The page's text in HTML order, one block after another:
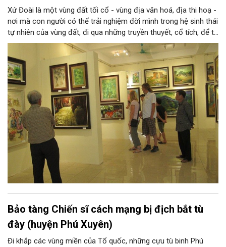
Xứ Đoài là một vùng đất tối cổ - vùng địa văn hoá, địa thi hoạ -
nơi mà con người có thể trải nghiệm đời mình trong hệ sinh thái
tự nhiên của vùng đất, đi qua những truyền thuyết, cổ tích, để từ
đó tạo nên tâm tính, giọng nói đặc trưng của con người xứ
Đoài. Nắng và gió, núi và sông xứ Đoài đã gợi cảm hứng sáng
tác cho một Tản Đà, một Quang Dũng và nhiều thi nhân, hoạ sĩ:
từ Tô Ngọc Vân, Nguyễn Gia Trí đến Sĩ Tốt, Nguyễn Tiến Chung,
Nguyễn Tư Nghiêm, Nguyễn Sáng... và những thế hệ văn nghệ sĩ
sau này, ở họ đều có những sáng tác xuất sắc về xứ Đoài.
Bảo tàng Chiến sĩ cách mạng bị địch bắt tù
đày (huyện Phú Xuyên)
Đi khắp các vùng miền của Tổ quốc, những cựu tù binh Phú